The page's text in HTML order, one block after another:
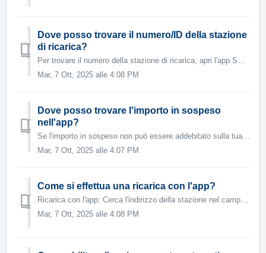
Dove posso trovare il numero/ID della stazione
di ricarica?
Per trovare il numero della stazione di ricarica, apri l'app Swisscharge. 1. Seleziona una stazione di ricarica. 2. Qui troverai il numero de...
Mar, 7 Ott, 2025 alle 4:08 PM
Dove posso trovare l'importo in sospeso
nell'app?
Se l'importo in sospeso non può essere addebitato sulla tua carta di credito, il tuo account cliente sarà bloccato fino a quando non avrai pagato...
Mar, 7 Ott, 2025 alle 4:07 PM
Come si effettua una ricarica con l'app?
Ricarica con l'app: Cerca l'indirizzo della stazione nel campo di ricerca oppure seleziona direttamente la stazione nella tua posizione. Per vis...
Mar, 7 Ott, 2025 alle 4:08 PM